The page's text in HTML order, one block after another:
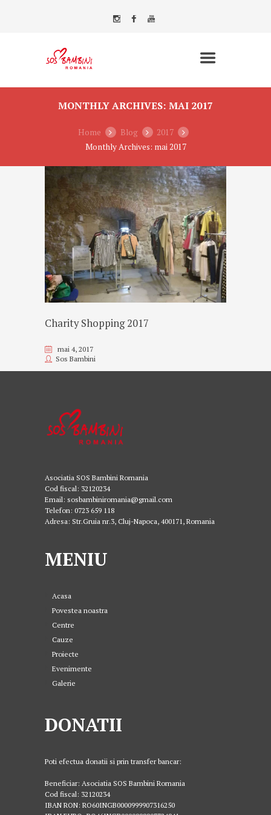
MONTHLY ARCHIVES: MAI 2017
Home Blog
2017
Monthly Archives: mai 2017
Charity Shopping 2017
mai 4, 2017
Sos Bambini
Asociatia SOS Bambini Romania
Cod fiscal: 32120234
Email: sosbambiniromania@gmail.com
Telefon: 0723 659 118
Adresa: Str.Gruia nr.3, Cluj-Napoca, 400171, Romania
MENIU
Acasa
Povestea noastra
Centre
Cauze
Proiecte
Evenimente
Galerie
DONATII
Poti efectua donatii si prin transfer bancar:
Beneficiar: Asociatia SOS Bambini Romania
Cod fiscal: 32120234
IBAN RON: RO60INGB0000999907316250